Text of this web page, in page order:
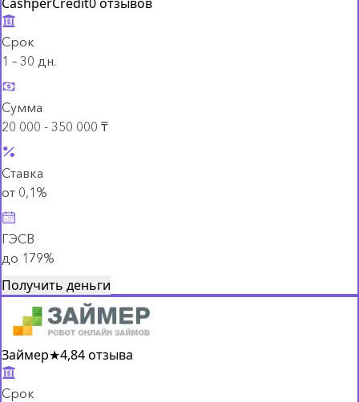
Срок
1 – 30 дн.
Сумма
20 000 - 350 000 ₸
Ставка
от 0,1%
ГЭСВ
до 179%
Получить деньги
Займер★4,84 отзыва
Срок